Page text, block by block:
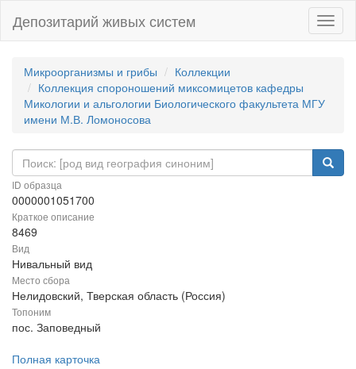
Депозитарий живых систем
Микроорганизмы и грибы
Коллекции
Коллекция спороношений миксомицетов кафедры
Микологии и альгологии Биологического факультета МГУ
имени М.В. Ломоносова
ID образца
0000001051700
Краткое описание
8469
Вид
Нивальный вид
Место сбора
Нелидовский, Тверская область (Россия)
Топоним
пос. Заповедный
Полная карточка